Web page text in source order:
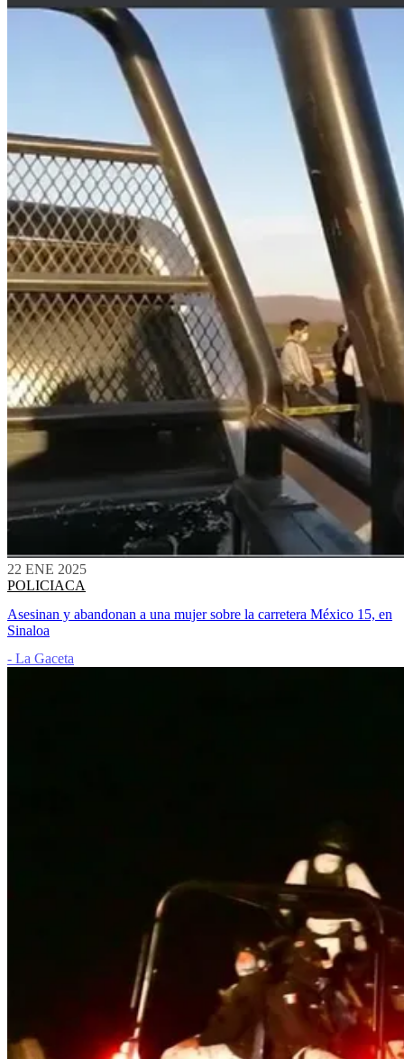
22 ENE 2025
POLICIACA
Asesinan y abandonan a una mujer sobre la carretera México 15, en
Sinaloa
- La Gaceta